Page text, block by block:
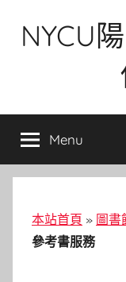
NYCU
Menu
本站首頁 » 圖書
參考書服務